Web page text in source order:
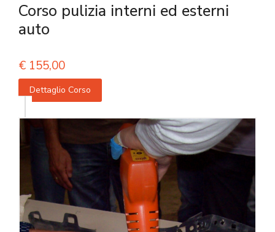
Corso pulizia interni ed esterni
auto
€ 155,00
Dettaglio Corso